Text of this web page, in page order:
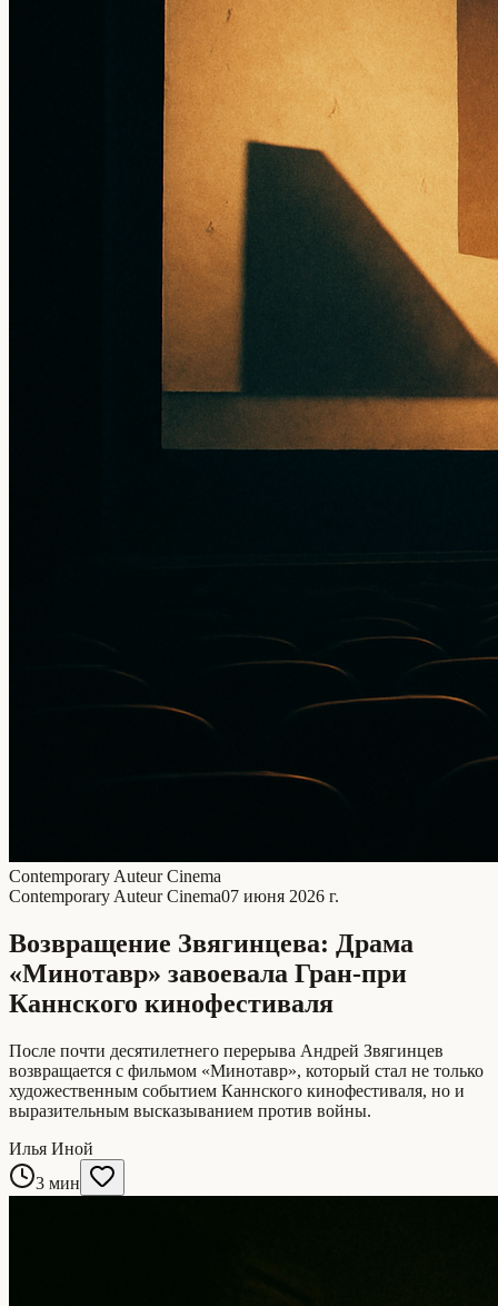
Contemporary Auteur Cinema
Contemporary Auteur Cinema07 июня 2026 г.
Возвращение Звягинцева: Драма
«Минотавр» завоевала Гран-при
Каннского кинофестиваля
После почти десятилетнего перерыва Андрей Звягинцев
возвращается с фильмом «Минотавр», который стал не только
художественным событием Каннского кинофестиваля, но и
выразительным высказыванием против войны.
Илья Иной
3 мин